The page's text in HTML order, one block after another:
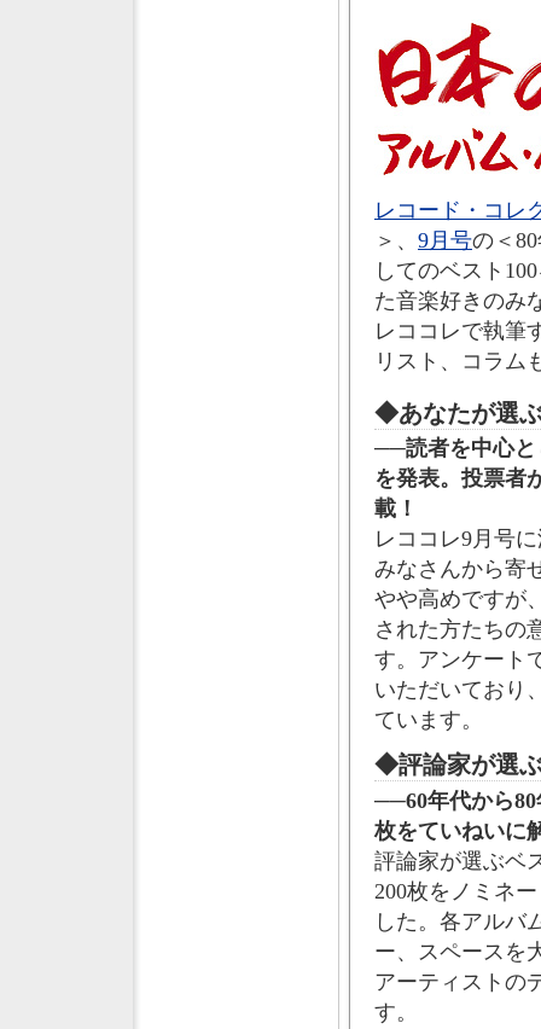
レコード・コレ
＞、 9月号の＜
してのベスト
た音楽好きのみ
レココレで執筆
リスト、コラム
◆あなたが選
──読者を中心と
を発表。投票者
載！
レココレ9月号
みなさんから寄
やや高めですが
された方たちの
す。アンケート
いただいており
ています。
◆評論家が選
──60年代から80
枚をていねいに
評論家が選ぶベ
200枚をノミネ
した。各アルバ
ー、スペースを
アーティストの
す。